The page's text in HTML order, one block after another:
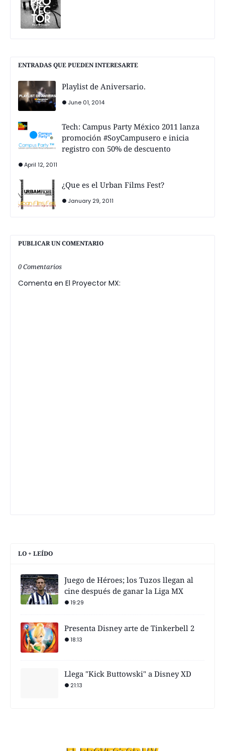
ENTRADAS QUE PUEDEN INTERESARTE
Playlist de Aniversario.
June 01, 2014
Tech: Campus Party México 2011 lanza
promoción #SoyCampusero e inicia
registro con 50% de descuento
April 12, 2011
¿Que es el Urban Films Fest?
January 29, 2011
PUBLICAR UN COMENTARIO
0 Comentarios
Comenta en El Proyector MX:
LO + LEÍDO
Juego de Héroes; los Tuzos llegan al
cine después de ganar la Liga MX
19:29
Presenta Disney arte de Tinkerbell 2
18:13
Llega "Kick Buttowski" a Disney XD
21:13